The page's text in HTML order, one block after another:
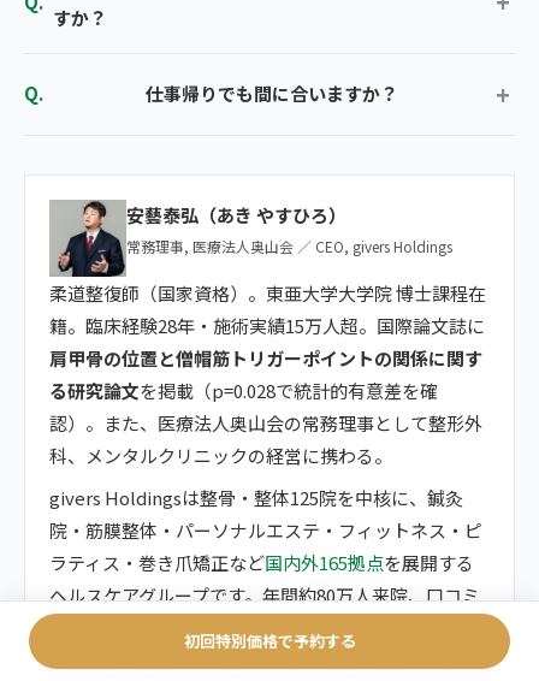
すか？
仕事帰りでも間に合いますか？
安藝泰弘（あき やすひろ）
常務理事, 医療法人奥山会 ／ CEO, givers Holdings
柔道整復師（国家資格）。東亜大学大学院 博士課程在
籍。臨床経験28年・施術実績15万人超。国際論文誌に
肩甲骨の位置と僧帽筋トリガーポイントの関係に関す
る研究論文を掲載（p=0.028で統計的有意差を確
認）。また、医療法人奥山会の常務理事として整形外
科、メンタルクリニックの経営に携わる。
givers Holdingsは整骨・整体125院を中核に、鍼灸
院・筋膜整体・パーソナルエステ・フィットネス・ピ
ラティス・巻き爪矯正など国内外165拠点を展開する
ヘルスケアグループです。年間約80万人来院、口コミ
「股関節の痛みは、前面・外側・後面で原因と対応が
初回特別価格で予約する